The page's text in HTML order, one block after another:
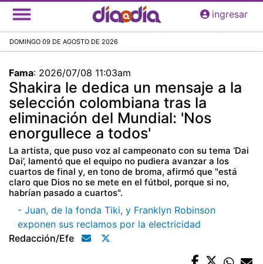
Pasar
al
principal
ingresar
DOMINGO 09 DE AGOSTO DE 2026
Fama: 2026/07/08 11:03am
Shakira le dedica un mensaje a la
selección colombiana tras la
eliminación del Mundial: 'Nos
enorgullece a todos'
La artista, que puso voz al campeonato con su tema ‘Dai
Dai’, lamentó que el equipo no pudiera avanzar a los
cuartos de final y, en tono de broma, afirmó que "está
claro que Dios no se mete en el fútbol, porque si no,
habrían pasado a cuartos".
- Juan, de la fonda Tiki, y Franklyn Robinson
exponen sus reclamos por la electricidad
Redacción/efe